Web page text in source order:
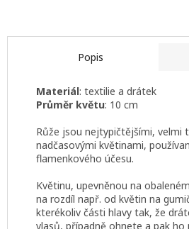
Popis
Materiál: textilie a drátek
Průměr květu: 10 cm
Růže jsou nejtypičtějšími, velmi
nadčasovými květinami,
flamenkového účesu.
Květinu, upevněnou na
na rozdíl např. od květin na
kterékoliv části hlavy tak, že
vlasů, případně ohnete a pak ho